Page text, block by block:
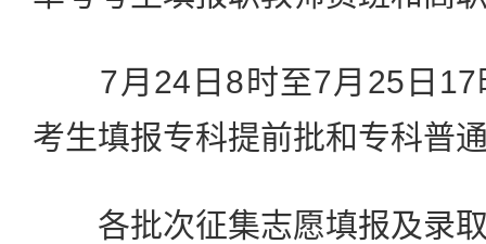
7月24日8时至7月25日17
考生填报专科提前批和专科普
各批次征集志愿填报及录取